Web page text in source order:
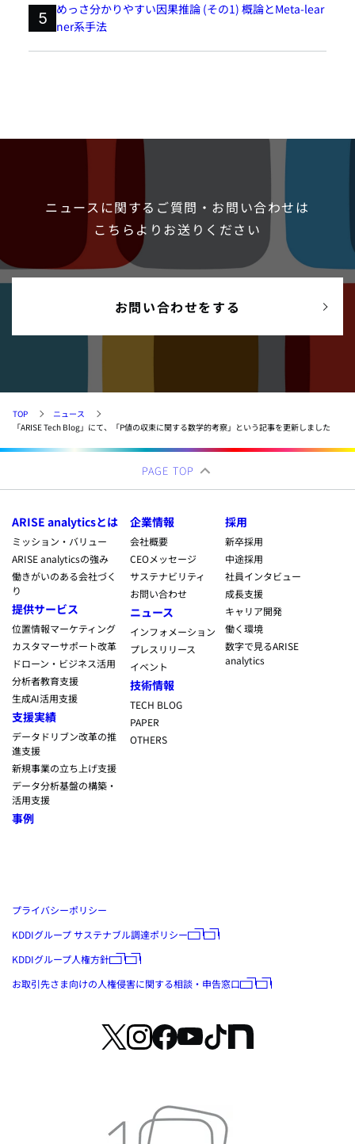
5
めっさ分かりやすい因果推論 (その1) 概論とMeta-lear
ner系手法
ニュースに関するご質問・お問い合わせは
こちらよりお送りください
お問い合わせをする
TOP
ニュース
「ARISE Tech Blog」にて、「P値の収束に関する数学的考察」という記事を更新しました
PAGE TOP
プライバシーポリシー
KDDIグループ サステナブル調達ポリシー
KDDIグループ人権方針
お取引先さま向けの人権侵害に関する相談・申告窓口
ARISE analyticsとは
ミッション・バリュー
ARISE analyticsの強み
働きがいのある会社づく
り
提供サービス
位置情報マーケティング
カスタマーサポート改革
ドローン・ビジネス活用
分析者教育支援
生成AI活用支援
支援実績
データドリブン改革の推
進支援
新規事業の立ち上げ支援
データ分析基盤の構築・
活用支援
事例
企業情報
会社概要
CEOメッセージ
サステナビリティ
お問い合わせ
ニュース
インフォメーション
プレスリリース
イベント
技術情報
TECH BLOG
PAPER
OTHERS
採用
新卒採用
中途採用
社員インタビュー
成長支援
キャリア開発
働く環境
数字で見るARISE
analytics